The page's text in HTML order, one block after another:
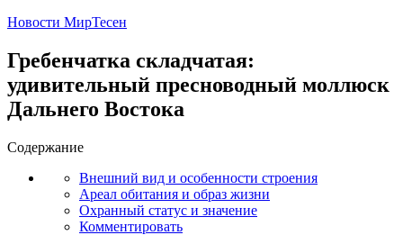
Новости МирТесен
Гребенчатка складчатая:
удивительный пресноводный моллюск
Дальнего Востока
Содержание
Внешний вид и особенности строения
Ареал обитания и образ жизни
Охранный статус и значение
Комментировать